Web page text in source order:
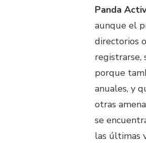
Panda
aunque el
directorios
registrarse,
porque
anuales, y
otras
se
las últimas